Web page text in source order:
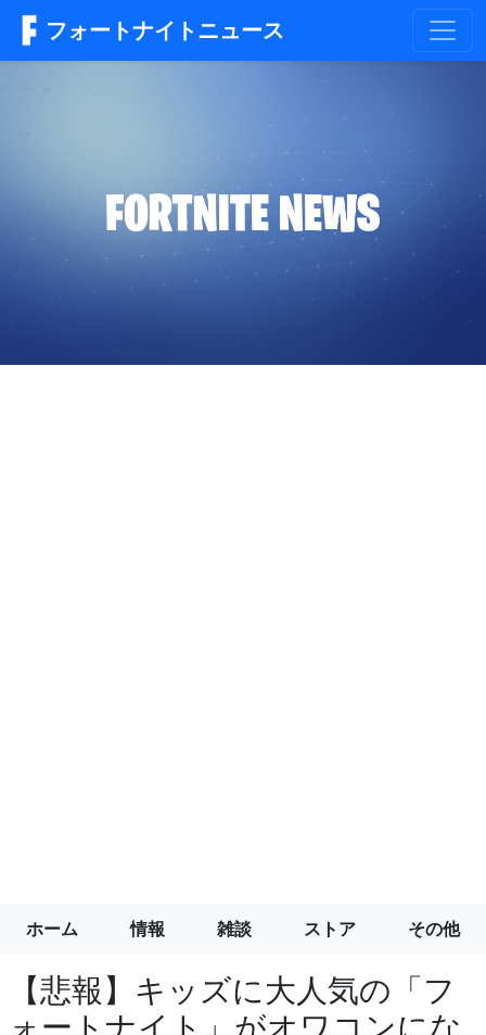
フォートナイトニュース
ホーム 情報 雑談 ストア その他
【悲報】キッズに大人気の「フ
ォートナイト」がオワコンにな